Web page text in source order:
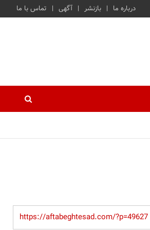
درباره ما بازنشر آگهی تماس با ما
https://aftabeghtesad.com/?p=49627